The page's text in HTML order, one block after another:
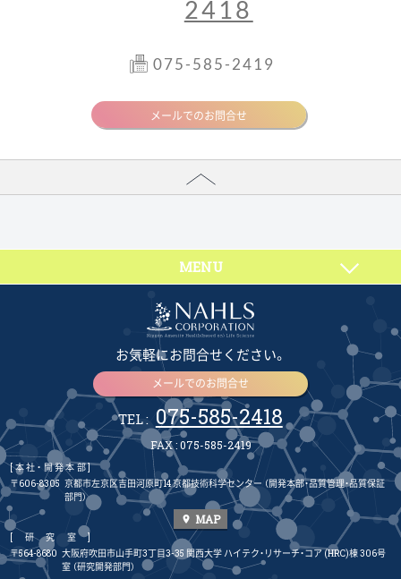
2418
075-585-2419
メールでのお問合せ
MENU
お気軽にお問合せください。
メールでのお問合せ
TEL : 075-585-2418
FAX : 075-585-2419
[本社・開発本部]
〒606-8305 京都市左京区吉田河原町14 京都技術科学センター （開発本部・品質管理・品質保証
部門）
place MAP
[研究室]
〒564-8680 大阪府吹田市山手町3丁目3-35 関西大学 ハイテク・リサーチ・コア (HRC)棟 306号
室 （研究開発部門）